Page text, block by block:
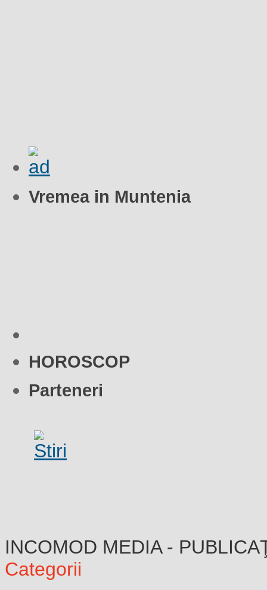
Vremea in Muntenia
HOROSCOP
Parteneri
INCOMOD MEDIA -
Categorii